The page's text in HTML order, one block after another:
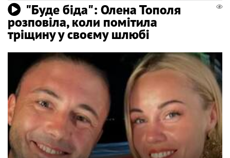
"Буде біда": Олена Тополя
розповіла, коли помітила
тріщину у своєму шлюбі